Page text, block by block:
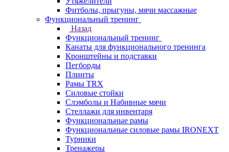
Фитболы, прыгуны, мячи массажные
Функциональный тренинг
Назад
Функциональный тренинг
Канаты для функционального тренинга
Кронштейны и подставки
Пегборды
Плинты
Рамы TRX
Силовые стойки
Слэмболы и Набивные мячи
Стеллажи для инвентаря
Функциональные рамы
Функциональные силовые рамы IRONEXT
Турники
Тренажеры